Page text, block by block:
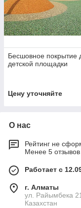
Бесшовное покрытие
детской площадки
Цену уточняйте
О нас
Рейтинг не
Менее 5
Работает с
г. Алматы
ул. Райымбека
Казахстан